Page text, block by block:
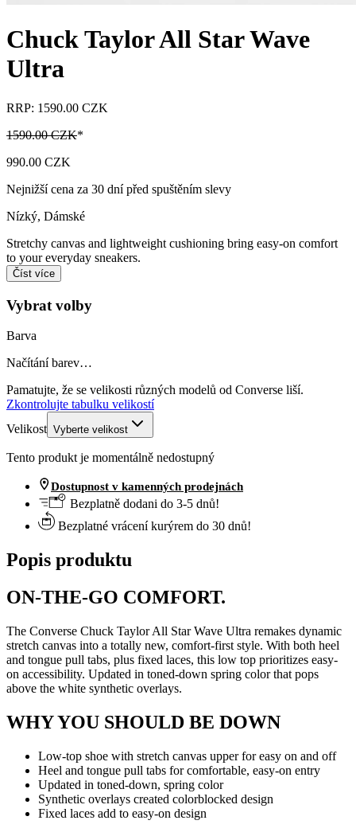
Chuck Taylor All Star Wave
Ultra
RRP: 1590.00 CZK
1590.00 CZK*
990.00 CZK
Nejnižší cena za 30 dní před spuštěním slevy
Nízký, Dámské
Stretchy canvas and lightweight cushioning bring easy-on comfort
to your everyday sneakers.
Číst více
Vybrat volby
Barva
Načítání barev…
Pamatujte, že se velikosti různých modelů od Converse liší.
Zkontrolujte tabulku velikostí
Velikost Vyberte velikost
Tento produkt je momentálně nedostupný
Dostupnost v kamenných prodejnách
Bezplatně dodani do 3-5 dnů!
Bezplatné vrácení kurýrem do 30 dnů!
Popis produktu
ON-THE-GO COMFORT.
The Converse Chuck Taylor All Star Wave Ultra remakes dynamic
stretch canvas into a totally new, comfort-first style. With both heel
and tongue pull tabs, plus fixed laces, this low top prioritizes easy-
on accessibility. Updated in toned-down spring color that pops
above the white synthetic overlays.
WHY YOU SHOULD BE DOWN
Low-top shoe with stretch canvas upper for easy on and off
Heel and tongue pull tabs for comfortable, easy-on entry
Updated in toned-down, spring color
Synthetic overlays created colorblocked design
Fixed laces add to easy-on design